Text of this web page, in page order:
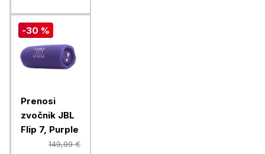
-30 %
Prenosi
zvočnik JBL
Flip 7, Purple
149,99 €